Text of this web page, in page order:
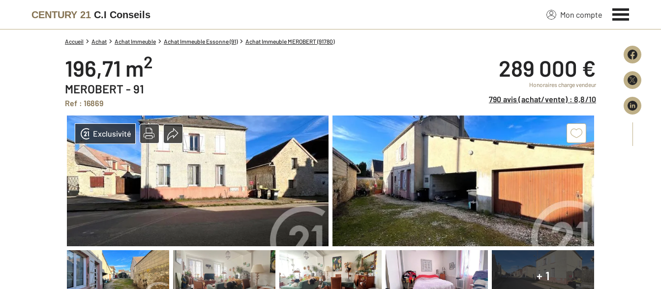
CENTURY 21 C.I Conseils Mon compte
Accueil Achat Achat Immeuble Achat Immeuble Essonne (91) Achat Immeuble MEROBERT (91780)
196,71 m2
MEROBERT - 91
Ref : 16869
289 000 €
Honoraires charge vendeur
790 avis (achat/vente) : 8,8/10
+ 1
Exclusivité